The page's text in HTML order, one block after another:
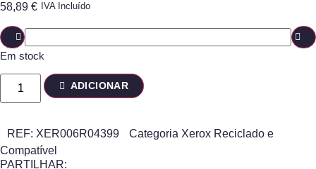
58,89 € IVA Incluído
Em stock
ADICIONAR
REF: XER006R04399 Categoria Xerox Reciclado e
Compatível
PARTILHAR: